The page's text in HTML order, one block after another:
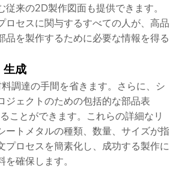
従来の2D製作図面も提供できます。
ロセスに関与するすべての人が、高品
品を製作するために必要な情報を得る
生成
調達の手間を省きます。さらに、シ
ジェクトのための包括的な部品表
ことができます。これらの詳細なリ
ートメタルの種類、数量、サイズが指
プロセスを簡素化し、成功する製作に
確保します。